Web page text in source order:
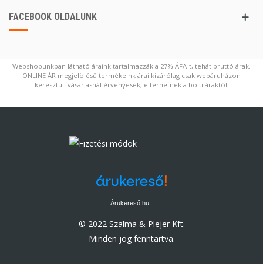
FACEBOOK OLDALUNK
Webshopunkban látható áraink tartalmazzák a 27% ÁFA-t, tehát bruttó árak.
ONLINE ÁR megjelölésű termékeink árai kizárólag csak webáruházon
keresztüli vásárlásnál érvényesek, eltérhetnek a bolti áraktól!
Árukereső.hu
© 2022 Szalma & Plejer Kft.
Minden jog fenntartva.